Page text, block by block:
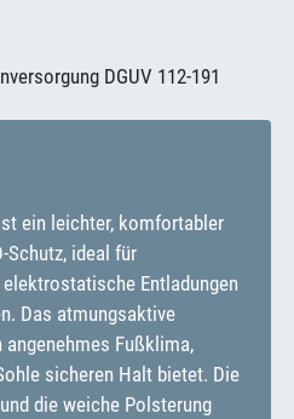
DGUV 112-191
ein leichter, komfortabler
Schutz, ideal für
Entladungen
Das atmungsaktive
Fußklima,
sicheren Halt bietet. Die
die weiche Polsterung